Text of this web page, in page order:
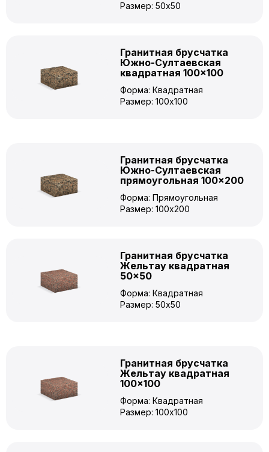
Размер: 50x50
Гранитная брусчатка
Южно-Султаевская
квадратная 100×100
Форма: Квадратная
Размер: 100x100
Гранитная брусчатка
Южно-Султаевская
прямоугольная 100×200
Форма: Прямоугольная
Размер: 100x200
Гранитная брусчатка
Жельтау квадратная
50×50
Форма: Квадратная
Размер: 50x50
Гранитная брусчатка
Жельтау квадратная
100×100
Форма: Квадратная
Размер: 100x100